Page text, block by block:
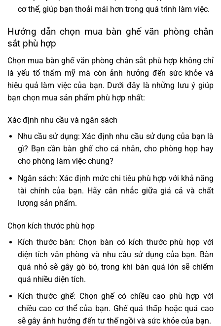
cơ thể, giúp bạn thoải mái hơn trong quá trình làm việc.
Hướng dẫn chọn mua bàn ghế văn phòng chân
sắt phù hợp
Chọn mua bàn ghế văn phòng chân sắt phù hợp không chỉ
là yếu tố thẩm mỹ mà còn ảnh hưởng đến sức khỏe và
hiệu quả làm việc của bạn. Dưới đây là những lưu ý giúp
bạn chọn mua sản phẩm phù hợp nhất:
Xác định nhu cầu và ngân sách
Nhu cầu sử dụng: Xác định nhu cầu sử dụng của bạn là
gì? Bạn cần bàn ghế cho cá nhân, cho phòng họp hay
cho phòng làm việc chung?
Ngân sách: Xác định mức chi tiêu phù hợp với khả năng
tài chính của bạn. Hãy cân nhắc giữa giá cả và chất
lượng sản phẩm.
Chọn kích thước phù hợp
Kích thước bàn: Chọn bàn có kích thước phù hợp với
diện tích văn phòng và nhu cầu sử dụng của bạn. Bàn
quá nhỏ sẽ gây gò bó, trong khi bàn quá lớn sẽ chiếm
quá nhiều diện tích.
Kích thước ghế: Chọn ghế có chiều cao phù hợp với
chiều cao cơ thể của bạn. Ghế quá thấp hoặc quá cao
sẽ gây ảnh hưởng đến tư thế ngồi và sức khỏe của bạn.